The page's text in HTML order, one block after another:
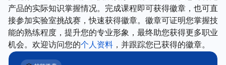
产品的实际知识掌握情况。完成课程即可获得徽章，也可直
接参加实验室挑战赛，快速获得徽章。徽章可证明您掌握技
能的熟练程度，提升您的专业形象，最终助您获得更多职业
机会。欢迎访问您的个人资料 ，并跟踪您已获得的徽章。